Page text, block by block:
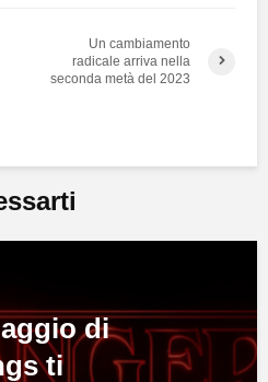
Un cambiamento
radicale arriva nella
seconda metà del 2023
di
ti